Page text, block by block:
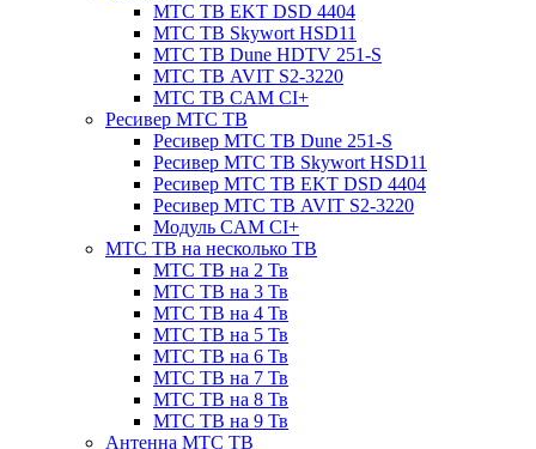
МТС ТВ EKT DSD 4404
МТС ТВ Skywort HSD11
МТС ТВ Dune HDTV 251-S
МТС ТВ AVIT S2-3220
МТС ТВ CAM CI+
Ресивер МТС ТВ
Ресивер МТС ТВ Dune 251-S
Ресивер МТС ТВ Skywort HSD11
Ресивер МТС ТВ EKT DSD 4404
Ресивер МТС ТВ AVIT S2-3220
Модуль CAM CI+
МТС ТВ на несколько ТВ
МТС ТВ на 2 Тв
МТС ТВ на 3 Тв
МТС ТВ на 4 Тв
МТС ТВ на 5 Тв
МТС ТВ на 6 Тв
МТС ТВ на 7 Тв
МТС ТВ на 8 Тв
МТС ТВ на 9 Тв
Антенна МТС ТВ